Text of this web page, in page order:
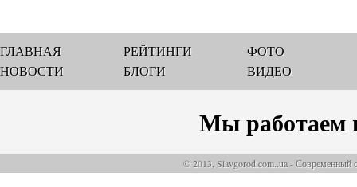
ГЛАВНАЯ
НОВОСТИ
РЕЙТИНГИ
БЛОГИ
ФОТО
ВИДЕО
Мы работаем
© 2013, Slavgorod.com..ua - Современный